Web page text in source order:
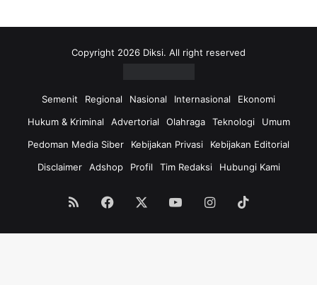
Copyright 2026 Diksi. All right reserved
Semenit Regional Nasional Internasional
Ekonomi
Hukum & Kriminal
Advertorial Olahraga Teknologi
Umum
Pedoman Media Siber
Kebijakan Privasi
Kebijakan Editorial
Disclaimer
Adshop Profil Tim Redaksi Hubungi Kami
RSS Facebook YouTubeInstagram